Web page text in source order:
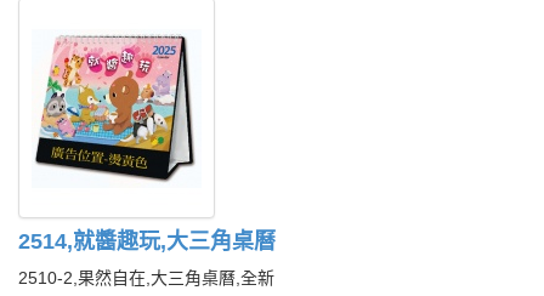
2514,就醬趣玩,大三角桌曆
2510-2,果然自在,大三角桌曆,全新